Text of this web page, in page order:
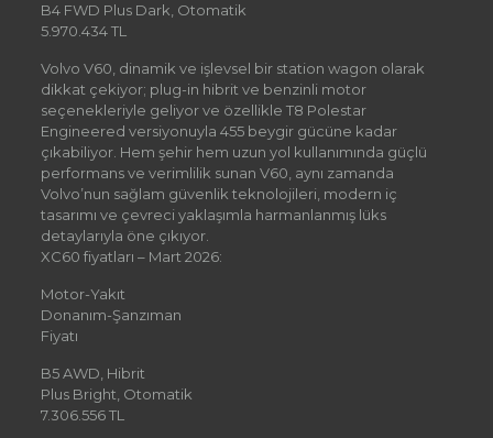
B4 FWD Plus Dark, Otomatik
5.970.434 TL
Volvo V60, dinamik ve işlevsel bir station wagon olarak
dikkat çekiyor; plug-in hibrit ve benzinli motor
seçenekleriyle geliyor ve özellikle T8 Polestar
Engineered versiyonuyla 455 beygir gücüne kadar
çıkabiliyor. Hem şehir hem uzun yol kullanımında güçlü
performans ve verimlilik sunan V60, aynı zamanda
Volvo’nun sağlam güvenlik teknolojileri, modern iç
tasarımı ve çevreci yaklaşımla harmanlanmış lüks
detaylarıyla öne çıkıyor.
XC60 fiyatları – Mart 2026:
Motor-Yakıt
Donanım-Şanzıman
Fiyatı
B5 AWD, Hibrit
Plus Bright, Otomatik
7.306.556 TL